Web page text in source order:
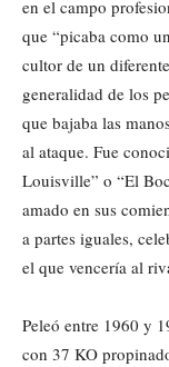
en el campo
que “picaba como
cultor de un
generalidad de los
que bajaba las
al ataque. Fue
Louisville” o “El
amado en sus
a partes iguales,
el que vencería al
Peleó entre 1960 y
con 37 KO